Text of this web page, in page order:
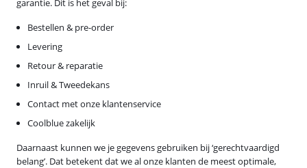
garantie. Dit is het geval bij:
Bestellen & pre-order
Levering
Retour & reparatie
Inruil & Tweedekans
Contact met onze klantenservice
Coolblue zakelijk
Daarnaast kunnen we je gegevens gebruiken bij ‘gerechtvaardigd
belang’. Dat betekent dat we al onze klanten de meest optimale,